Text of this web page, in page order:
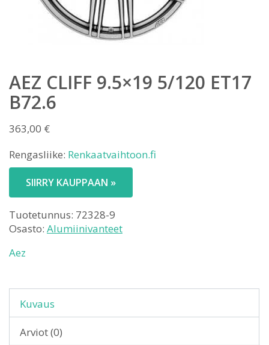
AEZ CLIFF 9.5×19 5/120 ET17
B72.6
363,00 €
Rengasliike: Renkaatvaihtoon.fi
SIIRRY KAUPPAAN »
Tuotetunnus: 72328-9
Osasto: Alumiinivanteet
Aez
Kuvaus
Arviot (0)